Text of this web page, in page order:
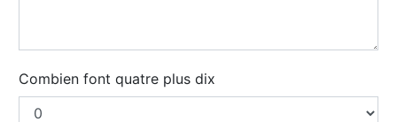
Combien font quatre plus dix